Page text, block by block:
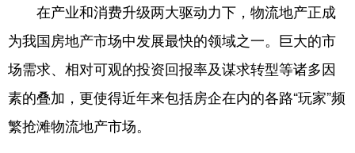
食品 人居 信息化 数字经济
学术中国 乡村振兴 银龄 溯源中国
彩票 娱乐
在产业和消费升级两大驱动力下，物流地产正成
为我国房地产市场中发展最快的领域之一。巨大的市
场需求、相对可观的投资回报率及谋求转型等诸多因
素的叠加，更使得近年来包括房企在内的各路“玩家”频
繁抢滩物流地产市场。